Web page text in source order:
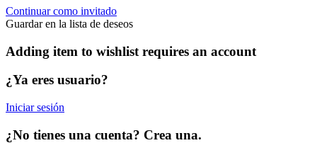
Continuar como invitado
Guardar en la lista de deseos
Adding item to wishlist requires an account
¿Ya eres usuario?
Iniciar sesión
¿No tienes una cuenta? Crea una.